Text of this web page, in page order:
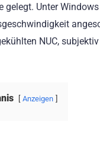
gelegt. Unter
NUC,
Anzeigen